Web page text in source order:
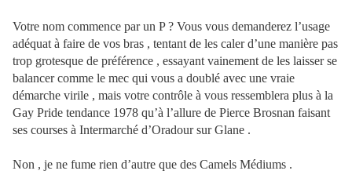
Votre nom commence par un P ? Vous vous demanderez l’usage
adéquat à faire de vos bras , tentant de les caler d’une manière pas
trop grotesque de préférence , essayant vainement de les laisser se
balancer comme le mec qui vous a doublé avec une vraie
démarche virile , mais votre contrôle à vous ressemblera plus à la
Gay Pride tendance 1978 qu’à l’allure de Pierce Brosnan faisant
ses courses à Intermarché d’Oradour sur Glane .
Non , je ne fume rien d’autre que des Camels Médiums .